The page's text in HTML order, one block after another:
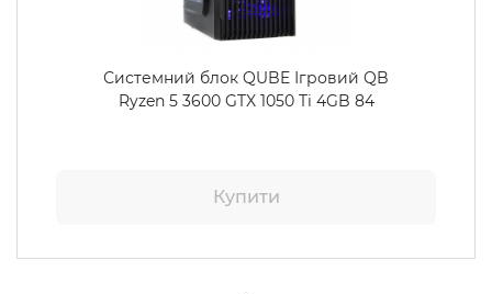
Системний блок QUBE Ігровий QB
Ryzen 5 3600 GTX 1050 Ti 4GB 84
Купити